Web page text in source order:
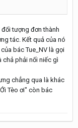
tượng đơn thành
tác. Kết quả của nó
bác Tue_NV là gọi
chả phải nối niếc gì
chẳng qua là khác
Tèo ơi" còn bác